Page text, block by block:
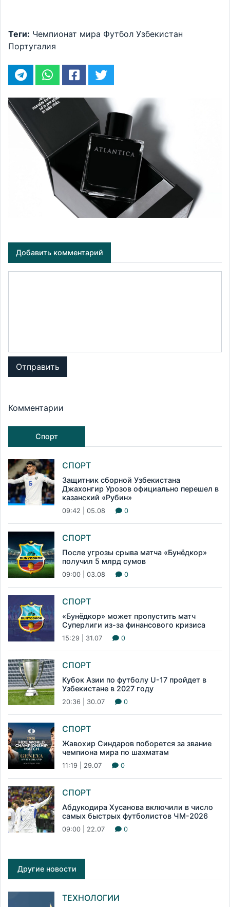
Теги: Чемпионат мира Футбол Узбекистан
Португалия
Добавить комментарий
Отправить
Комментарии
Спорт
СПОРТ
Защитник сборной Узбекистана
Джахонгир Урозов официально перешел в
казанский «Рубин»
09:42 | 05.08 0
СПОРТ
После угрозы срыва матча «Бунёдкор»
получил 5 млрд сумов
09:00 | 03.08 0
СПОРТ
«Бунёдкор» может пропустить матч
Суперлиги из-за финансового кризиса
15:29 | 31.07 0
СПОРТ
Кубок Азии по футболу U-17 пройдет в
Узбекистане в 2027 году
20:36 | 30.07 0
СПОРТ
Жавохир Синдаров поборется за звание
чемпиона мира по шахматам
11:19 | 29.07 0
СПОРТ
Абдукодира Хусанова включили в число
самых быстрых футболистов ЧМ-2026
09:00 | 22.07 0
Другие новости
ТЕХНОЛОГИИ